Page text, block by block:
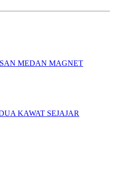
MEDAN MAGNET
KAWAT SEJAJAR